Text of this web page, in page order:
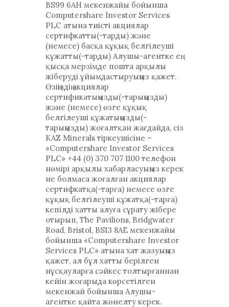
BS99 6AH мекенжайы бойынша
Computershare Investor Services
PLC атына тиісті акциялар
сертифкатты(-тарды) және
(немесе) басқа құқық белгілеуші
құжатты(-тарды) Алушы-агентке ең
қысқа мерзімде пошта арқылы
жіберуді ұйымдастыруыңыз қажет.
Өзіңіздің акциялар
сертификатыңызды(-тарыңызды)
және (немесе) өзге құқық
белгілеуші құжатыңызды(-
тарыңызды) жоғалтқан жағдайда, сіз
KAZ Minerals тіркеушісіне –
«Computershare Investor Services
PLC» +44 (0) 370 707 1100 телефон
нөмірі арқылы хабарласуыңыз керек
не болмаса жоғалған акциялар
сертифкатқа(-тарға) немесе өзге
құқық белгілеуші құжатқа(-тарға)
кепілді хатты алуға сұрату жібере
отырып, The Pavilions, Bridgwater
Road, Bristol, BS13 8AE мекенжайы
бойынша «Computershare Investor
Services PLC» атына хат жазуыңыз
қажет, ал бұл хатты берілген
нұсқауларға сәйкес толтырғаннан
кейін жоғарыда көрсетілген
мекенжай бойынша Алушы-
агентке қайта жөнелту керек.